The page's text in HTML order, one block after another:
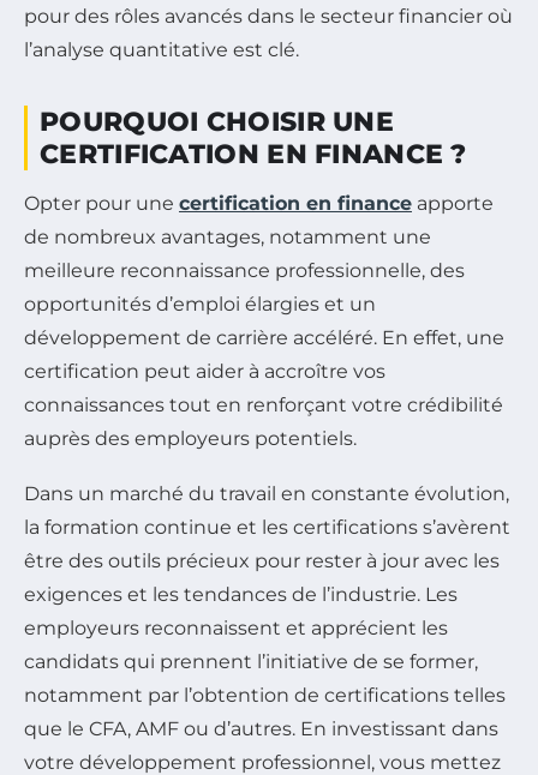
pour des rôles avancés dans le secteur financier où
l’analyse quantitative est clé.
POURQUOI CHOISIR UNE
CERTIFICATION EN FINANCE ?
Opter pour une certification en finance apporte
de nombreux avantages, notamment une
meilleure reconnaissance professionnelle, des
opportunités d’emploi élargies et un
développement de carrière accéléré. En effet, une
certification peut aider à accroître vos
connaissances tout en renforçant votre crédibilité
auprès des employeurs potentiels.
Dans un marché du travail en constante évolution,
la formation continue et les certifications s’avèrent
être des outils précieux pour rester à jour avec les
exigences et les tendances de l’industrie. Les
employeurs reconnaissent et apprécient les
candidats qui prennent l’initiative de se former,
notamment par l’obtention de certifications telles
que le CFA, AMF ou d’autres. En investissant dans
votre développement professionnel, vous mettez